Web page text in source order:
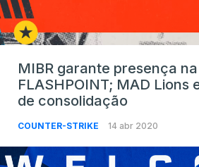
MIBR garante presença
FLASHPOINT; MAD Lions
de consolidação
COUNTER-STRIKE 14 abr 2020